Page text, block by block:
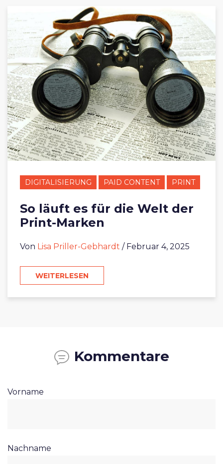
DIGITALISIERUNG PAID CONTENT PRINT
So läuft es für die Welt der
Print-Marken
Von Lisa Priller-Gebhardt / Februar 4, 2025
WEITERLESEN
Kommentare
Vorname
Nachname